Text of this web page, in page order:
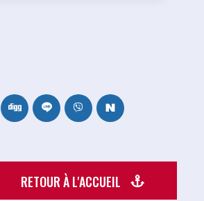
RETOUR À L'ACCUEIL